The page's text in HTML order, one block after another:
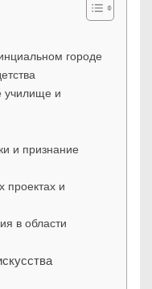
городе
училище и
и признание
проектах и
в области